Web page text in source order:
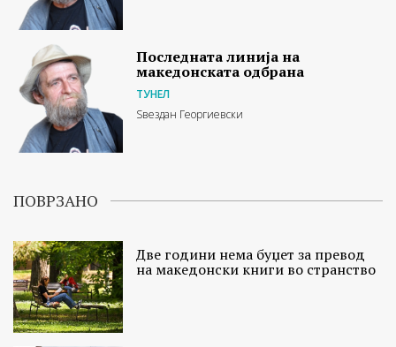
Последната линија на
македонската одбрана
ТУНЕЛ
Ѕвездан Георгиевски
ПОВРЗАНО
Две години нема буџет за превод
на македонски книги во странство